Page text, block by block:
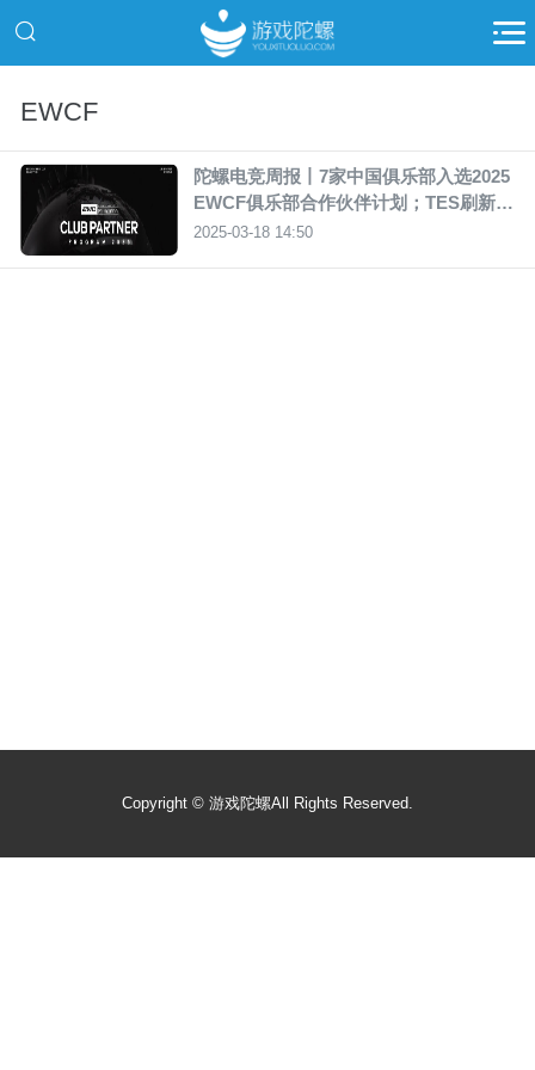
EWCF
陀螺电竞周报丨7家中国俱乐部入选2025
EWCF俱乐部合作伙伴计划；TES刷新L
PL赛区最差外战纪录
2025-03-18 14:50
Copyright © 游戏陀螺All Rights Reserved.